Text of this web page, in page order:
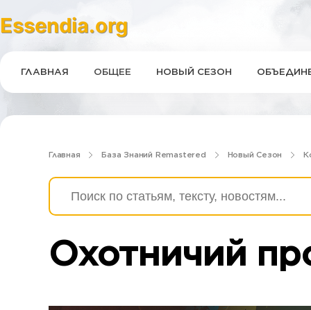
Essendia.org
ГЛАВНАЯ ОБЩЕЕ НОВЫЙ СЕЗОН
Главная База Знаний Remastered Новый Сезон
Охотничий